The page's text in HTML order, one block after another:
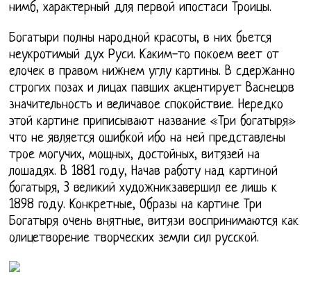
нимб, характерный для первой ипостаси Троицы.
Богатыри полны народной красоты, в них бьется
неукротимый дух Руси. Каким-то покоем веет от
елочек в правом нижнем углу картины. В сдержанно
строгих позах и лицах павших акцентирует Васнецов
значительность и величавое спокойствие. Нередко
этой картине приписывают название «Три богатыря»
что не является ошибкой ибо на ней представлены
трое могучих, мощных, достойных, витязей на
лошадях. В 1881 году, Начав работу над картиной
богатыря, 3 великий художникзавершил ее лишь к
1898 году. Конкретные, Образы на картине Три
Богатыря очень внятные, витязи воспринимаются как
олицетворение творческих земли сил русской.